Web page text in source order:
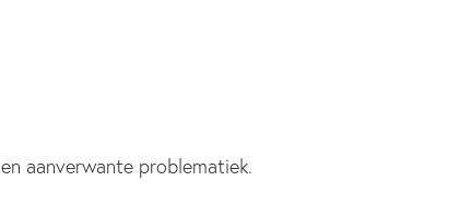
aanverwante problematiek.